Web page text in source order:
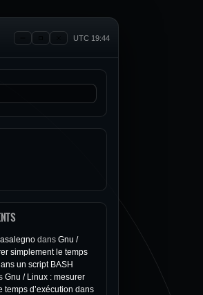
UTC 19:44
:
dans Gnu /
simplement le temps
un script BASH
Gnu / Linux : mesurer
temps d’exécution dans